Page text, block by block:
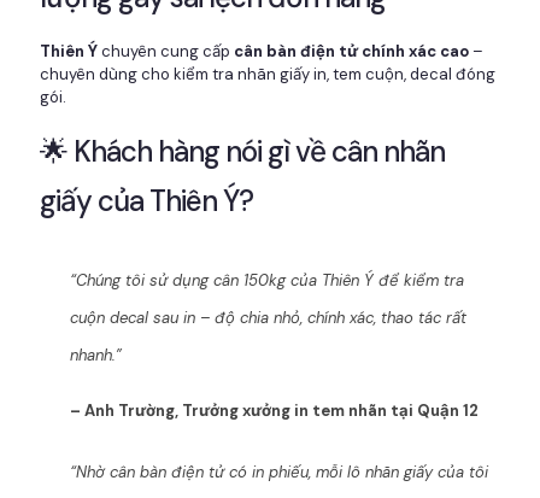
Thiên Ýchuyên cung cấp cân bàn điện tử chính xác cao –
chuyên dùng cho kiểm tra nhãn giấy in, tem cuộn, decal đóng
gói.
🌟 Khách hàng nói gì về cân nhãn
giấy của Thiên Ý?
“Chúng tôi sử dụng cân 150kg của Thiên Ý để kiểm tra
cuộn decal sau in – độ chia nhỏ, chính xác, thao tác rất
nhanh.”
– Anh Trường, Trưởng xưởng in tem nhãn tại Quận 12
“Nhờ cân bàn điện tử có in phiếu, mỗi lô nhãn giấy của tôi